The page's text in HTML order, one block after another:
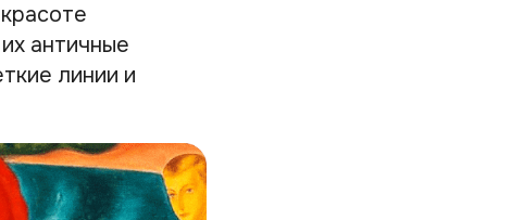
античные
линии и